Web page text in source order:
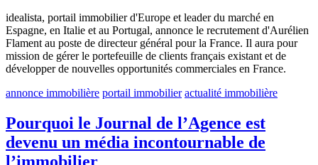
idealista, portail immobilier d'Europe et leader du marché en
Espagne, en Italie et au Portugal, annonce le recrutement d'Aurélien
Flament au poste de directeur général pour la France. Il aura pour
mission de gérer le portefeuille de clients français existant et de
développer de nouvelles opportunités commerciales en France.
annonce immobilière portail immobilier actualité immobilière
Pourquoi le Journal de l’Agence est
devenu un média incontournable de
l’immobilier